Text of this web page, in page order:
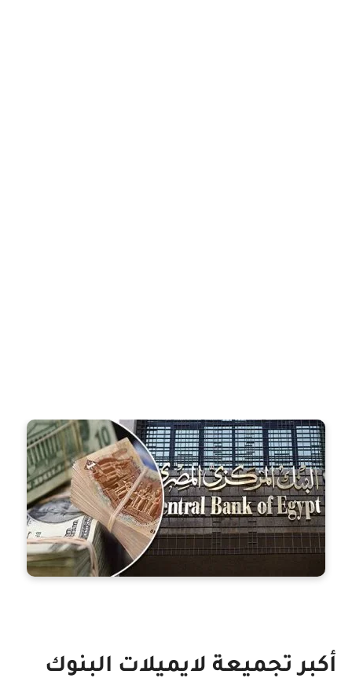
أكبر تجميعة لايميلات البنوك